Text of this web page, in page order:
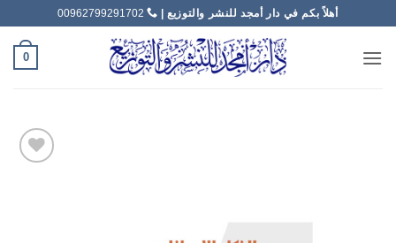
أهلاً بكم في دار أمجد للنشر والتوزيع | 00962799291702
0